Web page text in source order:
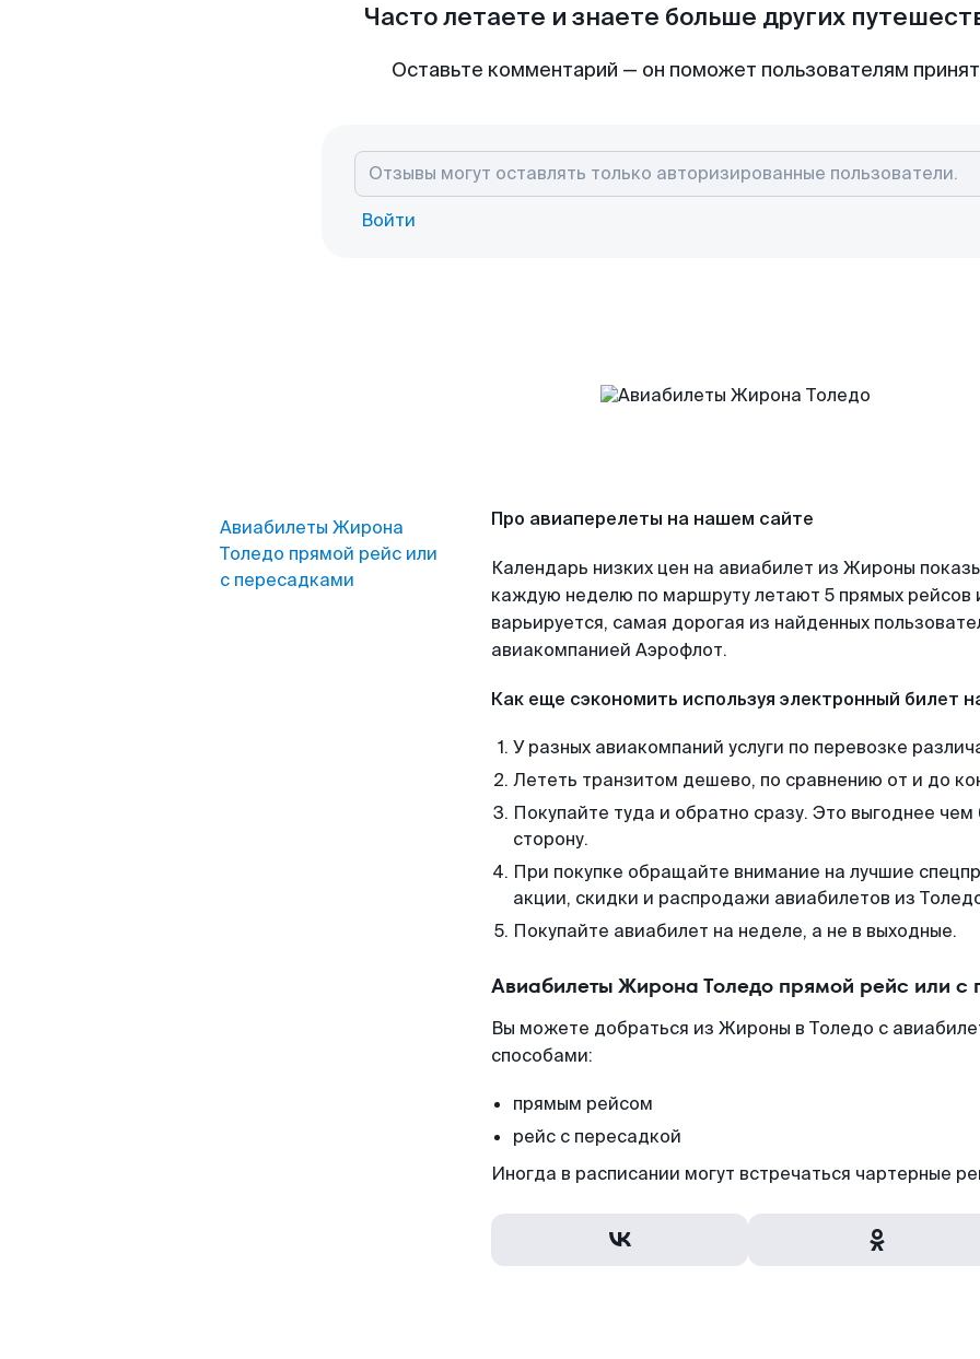
Часто летаете и знаете больше других
Оставьте комментарий — он поможет пользователям
Войти
Авиабилеты Жирона
Толедо прямой рейс или
с пересадками
Про авиаперелеты на нашем сайте
Календарь низких цен на авиабилет из Жироны
каждую неделю по маршруту летают 5 прямых рейсов
варьируется, самая дорогая из найденных
авиакомпанией Аэрофлот.
Как еще сэкономить используя электронный билет
У разных авиакомпаний услуги по перевозке
Лететь транзитом дешево, по сравнению от и до
Покупайте туда и обратно сразу. Это выгоднее
сторону.
При покупке обращайте внимание на лучшие
акции, скидки и распродажи авиабилетов из
Покупайте авиабилет на неделе, а не в выходные.
Авиабилеты Жирона Толедо прямой рейс или с
Вы можете добраться из Жироны в Толедо с
способами:
прямым рейсом
рейс с пересадкой
Иногда в расписании могут встречаться чартерные